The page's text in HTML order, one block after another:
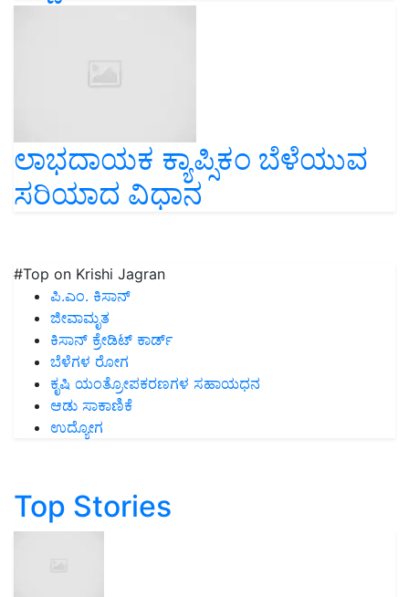
ಲಾಭದಾಯಕ ಕ್ಯಾಪ್ಸಿಕಂ ಬೆಳೆಯುವ
ಸರಿಯಾದ ವಿಧಾನ
#Top on Krishi Jagran
ಪಿ.ಎಂ. ಕಿಸಾನ್
ಜೀವಾಮೃತ
ಕಿಸಾನ್ ಕ್ರೇಡಿಟ್ ಕಾರ್ಡ್
ಬೆಳೆಗಳ ರೋಗ
ಕೃಷಿ ಯಂತ್ರೋಪಕರಣಗಳ ಸಹಾಯಧನ
ಆಡು ಸಾಕಾಣಿಕೆ
ಉದ್ಯೋಗ
Top Stories